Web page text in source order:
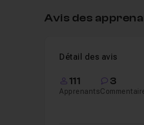
02 -
03 -
Avis des
Détail des avis
111
Apprenants
3